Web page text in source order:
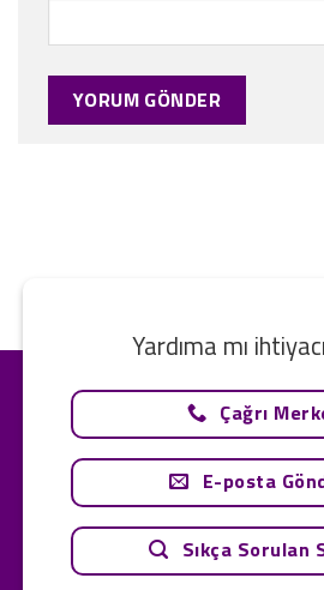
Yardıma mı
Çağrı
E-posta
Sıkça Sorulan